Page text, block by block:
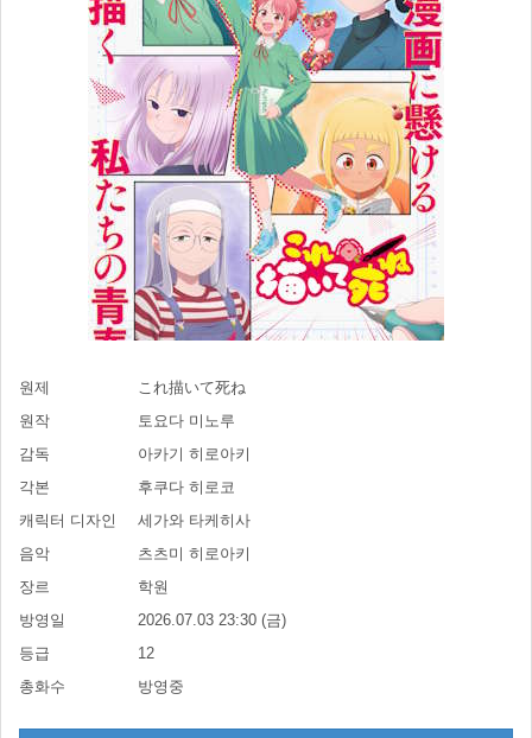
원제
これ描いて死ね
원작
토요다 미노루
감독
아카기 히로아키
각본
후쿠다 히로코
캐릭터 디자인
세가와 타케히사
음악
츠츠미 히로아키
장르
학원
방영일
2026.07.03 23:30 (금)
등급
12
총화수
방영중